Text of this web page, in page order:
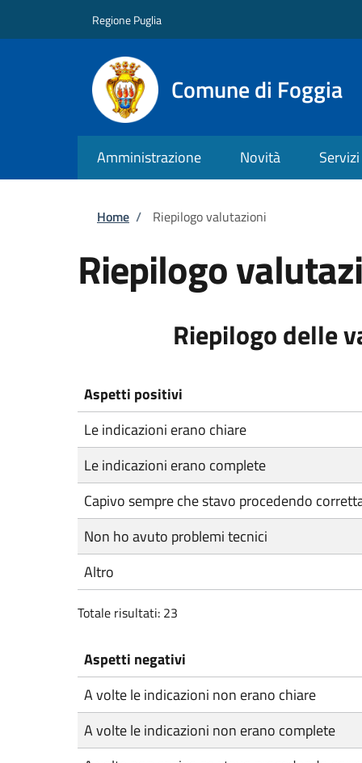
Regione Puglia
Comune di Foggia
Amministrazione Novità Servizi
Briciole di pane
Home / Riepilogo valutazioni
Riepilogo
Riepilogo delle
Aspetti positivi
Le indicazioni erano chiare
Le indicazioni erano complete
Capivo sempre che stavo procedendo
Non ho avuto problemi tecnici
Altro
Totale risultati: 23
Aspetti negativi
A volte le indicazioni non erano chiare
A volte le indicazioni non erano complete